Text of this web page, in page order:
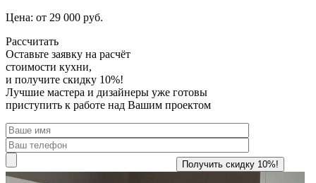
Цена: от 29 000 руб.
Рассчитать
Оставьте заявку на расчёт
стоимости кухни,
и получите скидку 10%!
Лучшие мастера и дизайнеры уже готовы
приступить к работе над Вашим проектом